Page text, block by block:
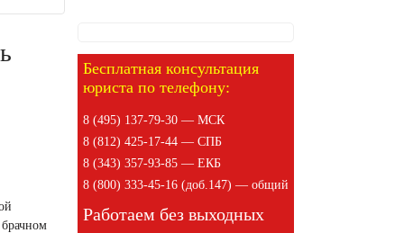
Бесплатная консультация
юриста по телефону:
8 (495) 137-79-30 — МСК
8 (812) 425-17-44 — СПБ
8 (343) 357-93-85 — ЕКБ
8 (800) 333-45-16 (доб.147) — общий
Работаем без выходных